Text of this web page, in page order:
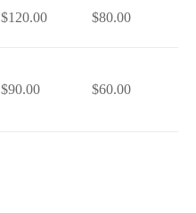
$120.00 $80.00
$90.00 $60.00